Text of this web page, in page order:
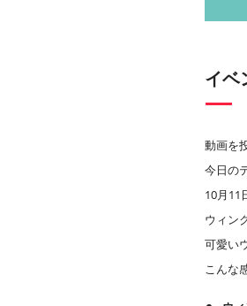
イベ
動画を
今日の
10月11
ウィン
可愛い
こんな